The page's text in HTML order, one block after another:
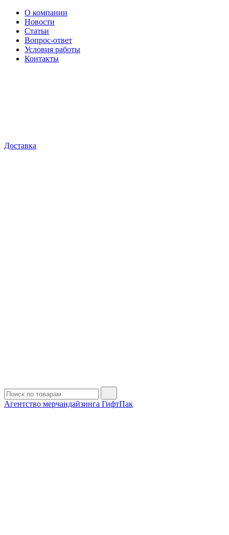
О компании
Новости
Статьи
Вопрос-ответ
Условия работы
Контакты
Доставка
Агентство мерчандайзинга ГифтПак